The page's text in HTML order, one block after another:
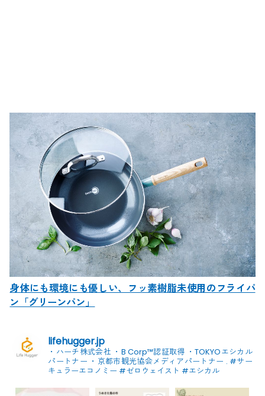
身体にも環境にも優しい、フッ素樹脂未使用のフライパ
ン「グリーンパン」
lifehugger.jp
・ハーチ株式会社 ・B Corp™認証取得 ・TOKYOエシカル
パートナー ・京都市観光協会メディアパートナー . #サー
キュラーエコノミー #ゼロウェイスト #エシカル